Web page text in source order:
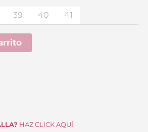
original
era:
59.95 €.
actual
39 40 41
HAZ CLICK AQUÍ